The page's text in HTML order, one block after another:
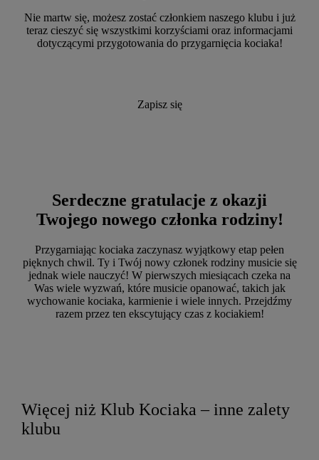
Nie martw się, możesz zostać członkiem naszego klubu i już
teraz cieszyć się wszystkimi korzyściami oraz informacjami
dotyczącymi przygotowania do przygarnięcia kociaka!
Zapisz się
Serdeczne gratulacje z okazji
Twojego nowego członka rodziny!
Przygarniając kociaka zaczynasz wyjątkowy etap pełen
pięknych chwil. Ty i Twój nowy członek rodziny musicie się
jednak wiele nauczyć! W pierwszych miesiącach czeka na
Was wiele wyzwań, które musicie opanować, takich jak
wychowanie kociaka, karmienie i wiele innych. Przejdźmy
razem przez ten ekscytujący czas z kociakiem!
Więcej niż Klub Kociaka – inne zalety
klubu